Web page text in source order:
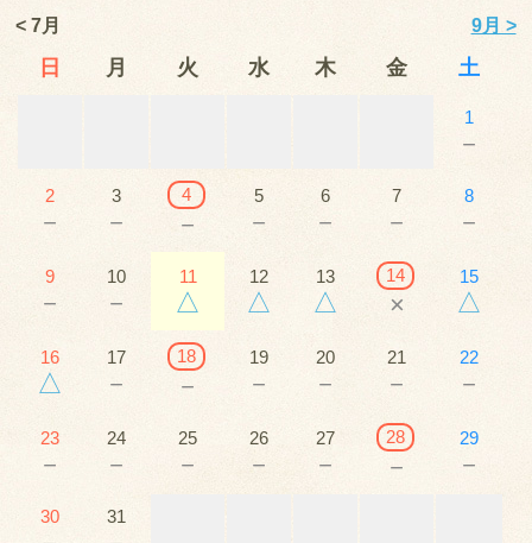
< 7月 9月 >
日 月 火 水 木 金 土
1
－
2
－
3
－
4
－
5
－
6
－
7
－
8
－
9
－
10
－
11
△
12
△
13
△
14
×
15
△
16
△
17
－
18
－
19
－
20
－
21
－
22
－
23
－
24
－
25
－
26
－
27
－
28
－
29
－
30 31